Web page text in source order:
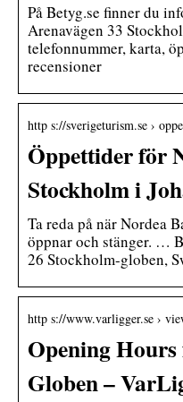
På Betyg.se finner du
Arenavägen 33
telefonnummer, karta,
recensioner
http s://sverigeturism.se ›
Öppettider för
Stockholm i
Ta reda på när Nordea
öppnar och stänger. …
26 Stockholm-globen,
http s://www.varligger.se ›
Opening
Globen –